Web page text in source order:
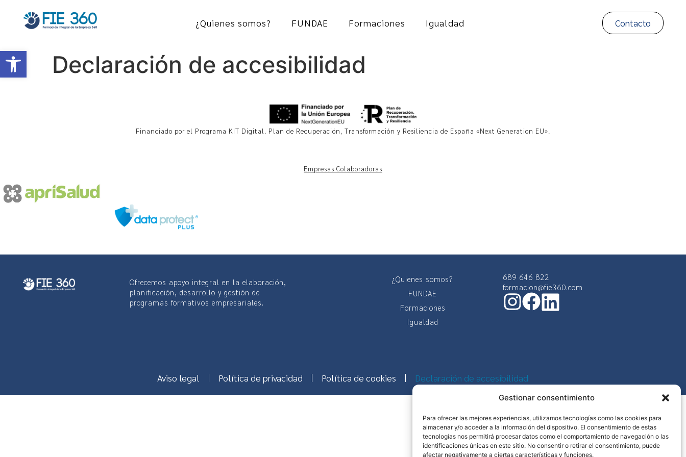
Abrir barra de herramientas
Gestionar consentimiento
Para ofrecer las mejores experiencias, utilizamos tecnologías como las cookies para
almacenar y/o acceder a la información del dispositivo. El consentimiento de estas
tecnologías nos permitirá procesar datos como el comportamiento de navegación o las
identificaciones únicas en este sitio. No consentir o retirar el consentimiento, puede
afectar negativamente a ciertas características y funciones.
¿Quienes somos? FUNDAE Formaciones Igualdad Contacto
Declaración de accesibilidad
Financiado por el Programa KIT Digital. Plan de Recuperación, Transformación y Resiliencia de España «Next Generation EU».
Empresas Colaboradoras
Ofrecemos apoyo integral en la elaboración,
planificación, desarrollo y gestión de
programas formativos empresariales.
¿Quienes somos?
FUNDAE
Formaciones
Igualdad
689 646 822
formacion@fie360.com
Aviso legal Política de privacidad Política de cookies Declaración de accesibilidad